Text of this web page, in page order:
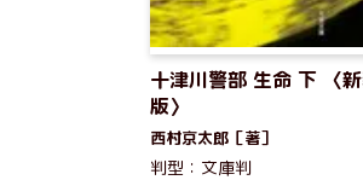
十津川警部 生命 下 〈
版〉
西村京太郎［著］
判型：文庫判